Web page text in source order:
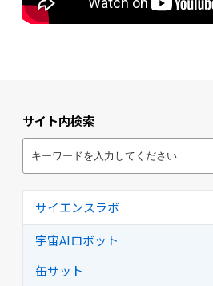
サイト内検索
サイエンスラボ
宇宙AIロボット
缶サット